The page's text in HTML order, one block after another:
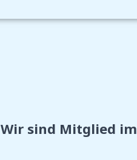
Wir sind Mitglied im